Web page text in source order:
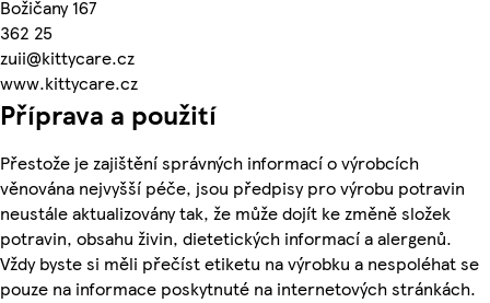
Božičany 167
362 25
zuii@kittycare.cz
www.kittycare.cz
Příprava a použití
Přestože je zajištění správných informací o výrobcích
věnována nejvyšší péče, jsou předpisy pro výrobu potravin
neustále aktualizovány tak, že může dojít ke změně složek
potravin, obsahu živin, dietetických informací a alergenů.
Vždy byste si měli přečíst etiketu na výrobku a nespoléhat se
pouze na informace poskytnuté na internetových stránkách.